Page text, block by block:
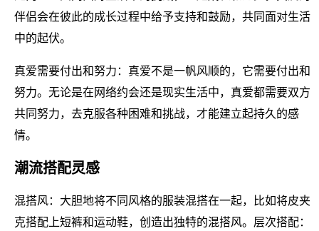
伴侣会在彼此的成长过程中给予支持和鼓励，共同面对生活
中的起伏。
真爱需要付出和努力：真爱不是一帆风顺的，它需要付出和
努力。无论是在网络约会还是现实生活中，真爱都需要双方
共同努力，去克服各种困难和挑战，才能建立起持久的感
情。
潮流搭配灵感
混搭风：大胆地将不同风格的服装混搭在一起，比如将皮夹
克搭配上短裤和运动鞋，创造出独特的混搭风。层次搭配：